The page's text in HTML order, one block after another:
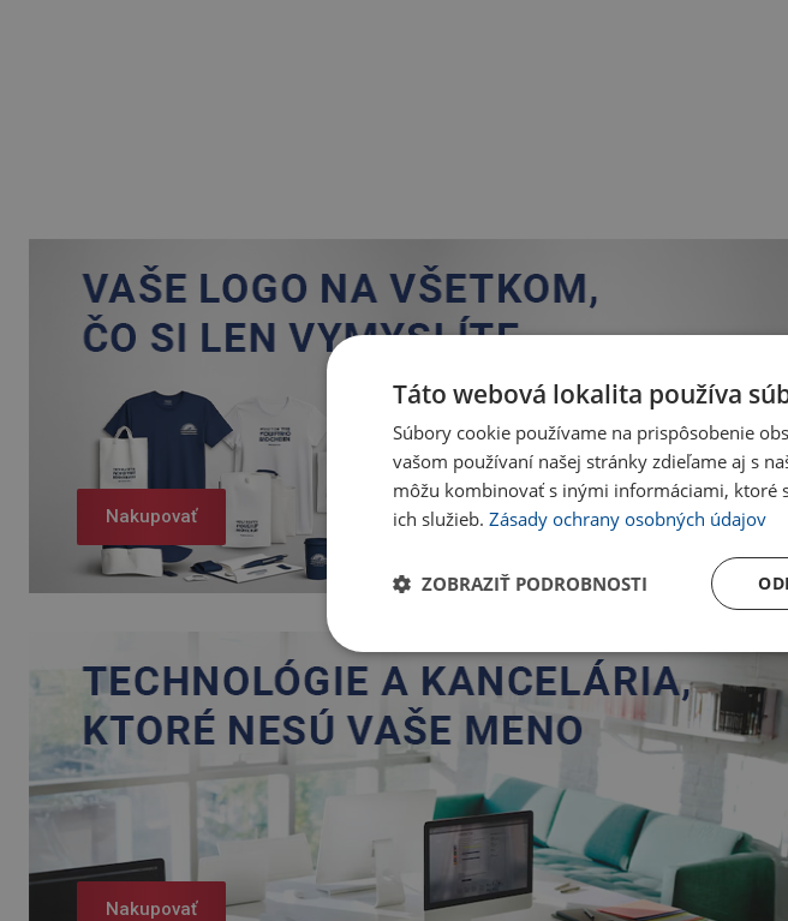
Nakupovať
Nakupovať
Táto webová lokalita používa
Súbory cookie používame na prispôsobenie
vašom používaní našej stránky zdieľame aj s
môžu kombinovať s inými informáciami,
ich služieb. Zásady ochrany osobných údajov
ZOBRAZIŤ PODROBNOSTI